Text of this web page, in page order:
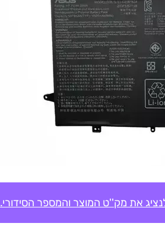
את מק''ט המוצר והמספר הסידורי.